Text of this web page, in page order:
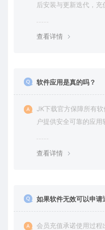
后安装与更新迭代，充
查看详情
软件应用是真的吗？
JK下载官方保障所有
户提供安全可靠的应
查看详情
如果软件无效可以申请
会员充值承诺使用过程